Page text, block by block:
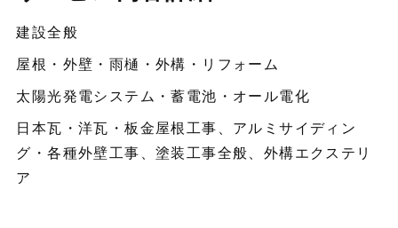
建設全般
屋根・外壁・雨樋・外構・リフォーム
太陽光発電システム・蓄電池・オール電化
日本瓦・洋瓦・板金屋根工事、アルミサイディン
グ・各種外壁工事、塗装工事全般、外構エクステリ
ア